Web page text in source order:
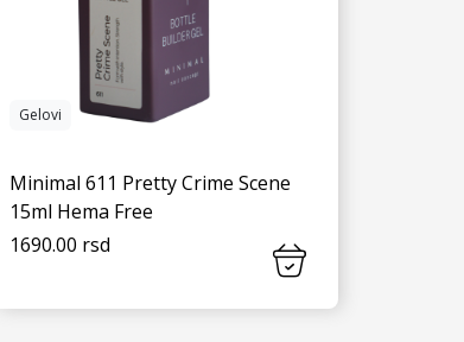
Gelovi
Minimal 611 Pretty Crime Scene
15ml Hema Free
1690.00 rsd